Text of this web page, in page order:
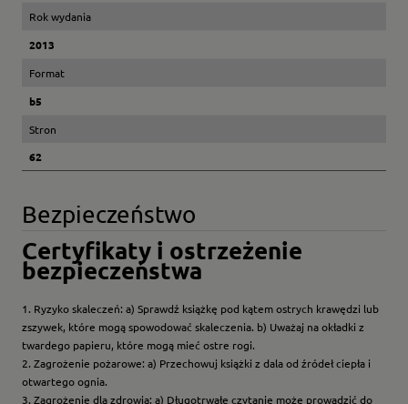
Rok wydania
2013
Format
b5
Stron
62
Bezpieczeństwo
Certyfikaty i ostrzeżenie
bezpieczeństwa
1. Ryzyko skaleczeń: a) Sprawdź książkę pod kątem ostrych krawędzi lub
zszywek, które mogą spowodować skaleczenia. b) Uważaj na okładki z
twardego papieru, które mogą mieć ostre rogi.
2. Zagrożenie pożarowe: a) Przechowuj książki z dala od źródeł ciepła i
otwartego ognia.
3. Zagrożenie dla zdrowia: a) Długotrwałe czytanie może prowadzić do